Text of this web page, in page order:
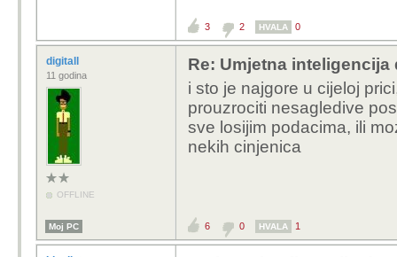
3 2 HVALA 0
digitall
11 godina
OFFLINE
Re: Umjetna
i sto je najgore u cijeloj
prouzrociti nesagledive
sve losijim podacima, ili
nekih cinjenica
Moj PC 6 0 HVALA 1